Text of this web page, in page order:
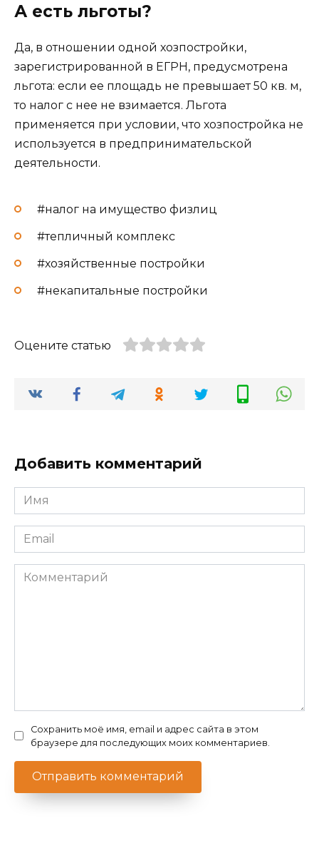
А есть льготы?
Да, в отношении одной хозпостройки,
зарегистрированной в ЕГРН, предусмотрена
льгота: если ее площадь не превышает 50 кв. м,
то налог с нее не взимается. Льгота
применяется при условии, что хозпостройка не
используется в предпринимательской
деятельности.
#налог на имущество физлиц
#тепличный комплекс
#хозяйственные постройки
#некапитальные постройки
Оцените статью
Добавить комментарий
Имя
*
Email
*
Комментарий
Сохранить моё имя, email и адрес сайта в этом
браузере для последующих моих комментариев.